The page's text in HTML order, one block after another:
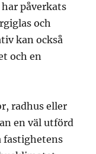
påverkats
och
kan också
och en
radhus eller
en väl utförd
fastighetens